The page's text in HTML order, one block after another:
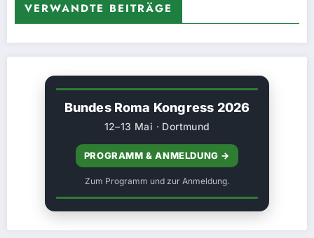
VERWANDTE BEITRÄGE
Bundes Roma Kongress 2026
12–13 Mai · Dortmund
PROGRAMM & ANMELDUNG →
Zum Programm und zur Anmeldung.